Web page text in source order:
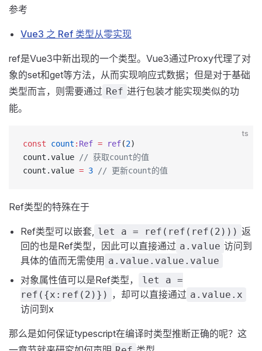
参考
Vue3 之 Ref 类型从零实现
ref是Vue3中新出现的一个类型。Vue3通过Proxy代理了对
象的set和get等方法，从而实现响应式数据；但是对于基础
类型而言，则需要通过 Ref 进行包装才能实现类似的功
能。
ts
const count : Ref = ref(2)
count.value
// 获取count的值
count.value = 3 // 更新count的值
Ref类型的特殊在于
Ref类型可以嵌套, let a = ref(ref(ref(2))) 返
回的也是Ref类型，因此可以直接通过 a.value 访问到
具体的值而无需使用 a.value.value.value
对象属性值可以是Ref类型，
let a =
ref({x:ref(2)}) ，却可以直接通过 a.value.x
访问到x
那么是如何保证typescript在编译时类型推断正确的呢？这